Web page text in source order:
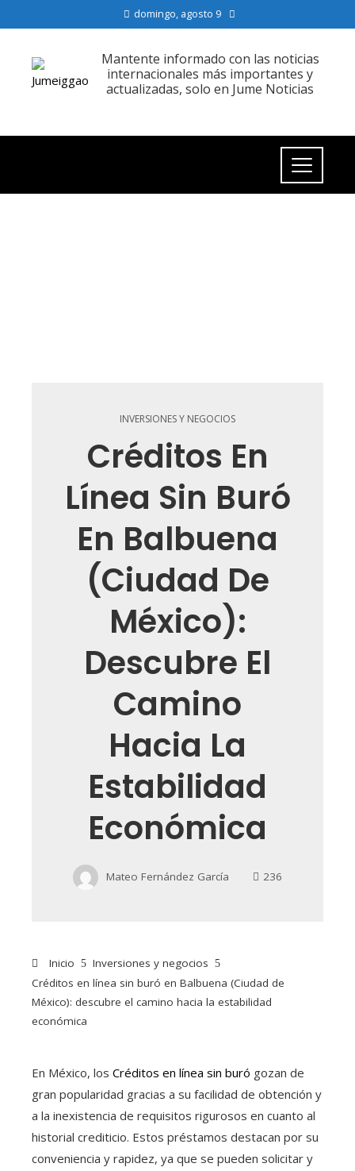
domingo, agosto 9
Mantente informado con las noticias
internacionales más importantes y
actualizadas, solo en Jume Noticias
INVERSIONES Y NEGOCIOS
Créditos En
Línea Sin Buró
En Balbuena
(Ciudad De
México):
Descubre El
Camino
Hacia La
Estabilidad
Económica
Mateo Fernández García 236
Inicio
Inversiones y negocios
Créditos en línea sin buró en Balbuena (Ciudad de
México): descubre el camino hacia la estabilidad
económica
En México, los Créditos en línea sin buró gozan de
gran popularidad gracias a su facilidad de obtención y
a la inexistencia de requisitos rigurosos en cuanto al
historial crediticio. Estos préstamos destacan por su
conveniencia y rapidez, ya que se pueden solicitar y